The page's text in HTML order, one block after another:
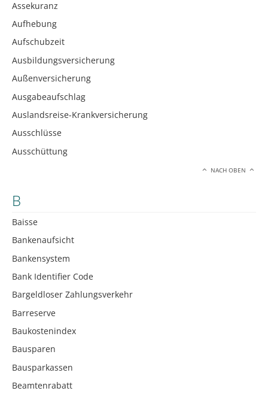
Assekuranz
Aufhebung
Aufschubzeit
Ausbildungsversicherung
Außenversicherung
Ausgabeaufschlag
Auslandsreise-Krankversicherung
Ausschlüsse
Ausschüttung
NACH OBEN
B
Baisse
Bankenaufsicht
Bankensystem
Bank Identifier Code
Bargeldloser Zahlungsverkehr
Barreserve
Baukostenindex
Bausparen
Bausparkassen
Beamtenrabatt